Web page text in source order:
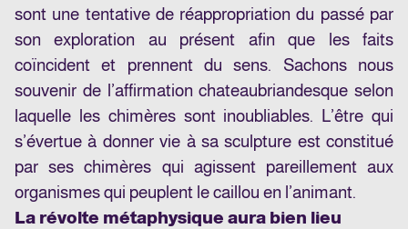
sont une tentative de réappropriation du passé par
son exploration au présent afin que les faits
coïncident et prennent du sens. Sachons nous
souvenir de l’affirmation chateaubriandesque selon
laquelle les chimères sont inoubliables. L’être qui
s’évertue à donner vie à sa sculpture est constitué
par ses chimères qui agissent pareillement aux
organismes qui peuplent le caillou en l’animant.
La révolte métaphysique aura bien lieu